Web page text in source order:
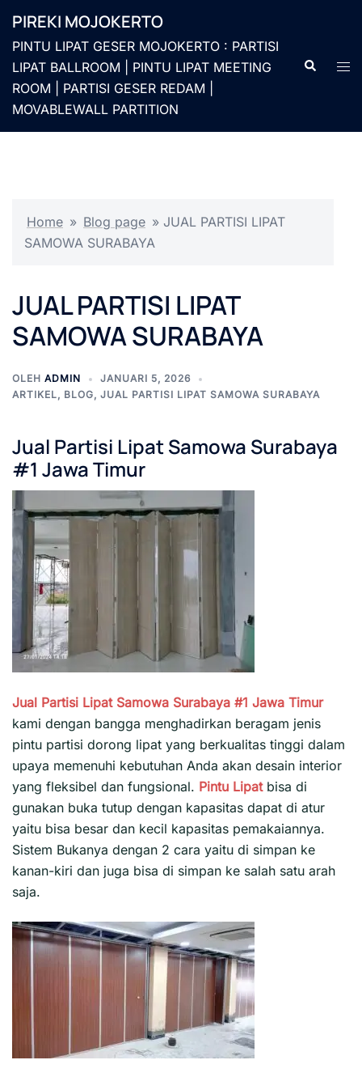
kePIREKI MOJOKERTO
PINTU LIPAT GESER MOJOKERTO : PARTISI
LIPAT BALLROOM | PINTU LIPAT MEETING
ROOM | PARTISI GESER REDAM |
MOVABLEWALL PARTITION
Cari
Home » Blog page » JUAL PARTISI LIPAT
SAMOWA SURABAYA
JUAL PARTISI LIPAT
SAMOWA SURABAYA
OLEH ADMIN
JANUARI 5, 2026
ARTIKEL, BLOG, JUAL PARTISI LIPAT SAMOWA SURABAYA
Jual Partisi Lipat Samowa Surabaya
#1 Jawa Timur
Jual Partisi Lipat Samowa Surabaya #1 Jawa Timur
kami dengan bangga menghadirkan beragam jenis
pintu partisi dorong lipat yang berkualitas tinggi dalam
upaya memenuhi kebutuhan Anda akan desain interior
yang fleksibel dan fungsional. Pintu Lipat bisa di
gunakan buka tutup dengan kapasitas dapat di atur
yaitu bisa besar dan kecil kapasitas pemakaiannya.
Sistem Bukanya dengan 2 cara yaitu di simpan ke
kanan-kiri dan juga bisa di simpan ke salah satu arah
saja.